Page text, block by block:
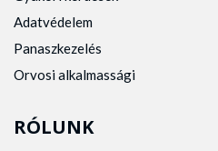
Adatvédelem
Panaszkezelés
Orvosi alkalmassági
RÓLUNK